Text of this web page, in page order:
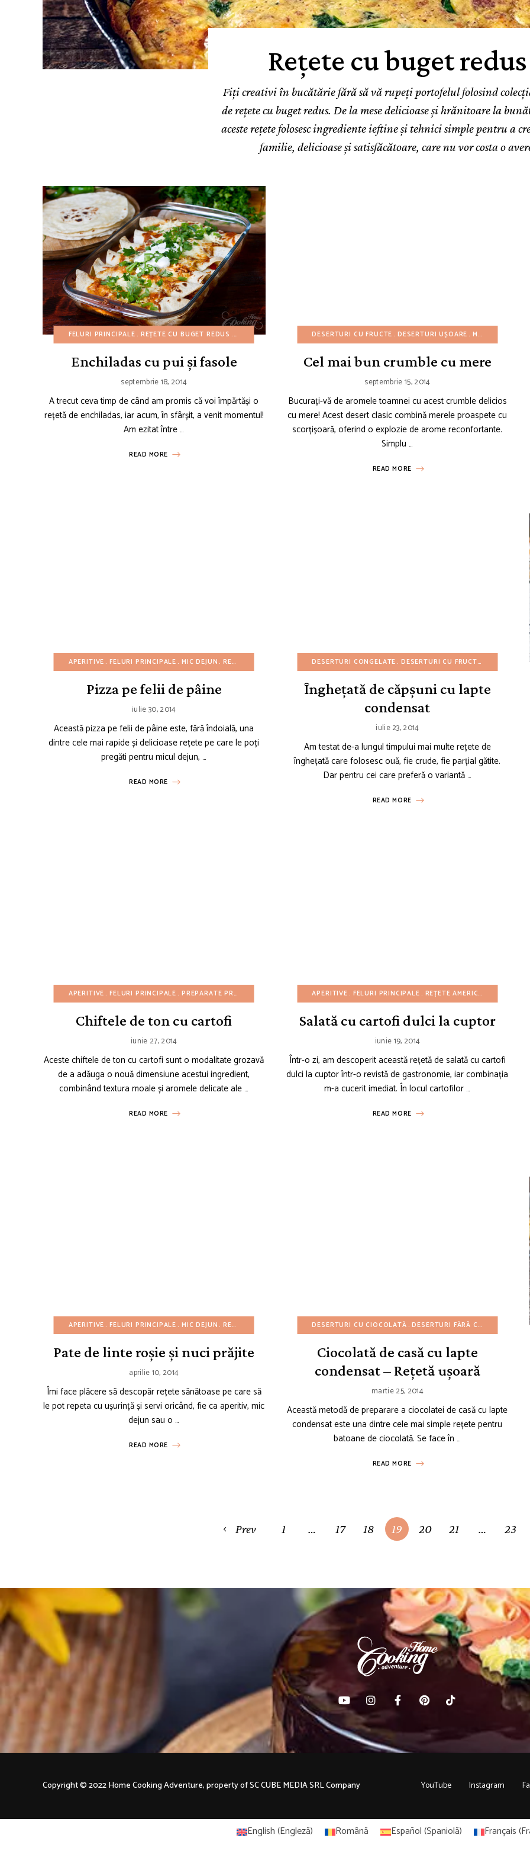
Rețete cu buget redus
Fiți creativi în bucătărie fără să vă rupeți portofelul folosind
de rețete cu buget redus. De la mese delicioase și hrănitoare la
aceste rețete folosesc ingrediente ieftine și tehnici simple pentru a
familie, delicioase și satisfăcătoare, care nu vor costa o
FELURI PRINCIPALE REȚETE CU BUGET REDUS REȚETE DE IARNĂ REȚETE DE PRIMĂVARĂ REȚETE DE TOAMNĂ REȚETE DE VARĂ
Enchiladas cu pui și fasole
septembrie 18, 2014
A trecut ceva timp de când am promis că voi împărtăși o
rețetă de enchiladas, iar acum, în sfârșit, a venit momentul!
Am ezitat între …
READ MORE
DESERTURI CU FRUCTE DESERTURI UȘOARE MIC DEJUN
Cel mai bun crumble cu mere
septembrie 15, 2014
Bucurați-vă de aromele toamnei cu acest crumble delicios
cu mere! Acest desert clasic combină merele proaspete cu
scorțișoară, oferind o explozie de arome reconfortante.
Simplu …
READ MORE
APERITIVE FELURI PRINCIPALE MIC DEJUN REȚETE AMERICANE REȚETE CU BUGET REDUS REȚETE DE GUSTĂRI REȚETE DE IARNĂ
Pizza pe felii de pâine
iulie 30, 2014
Această pizza pe felii de pâine este, fără îndoială, una
dintre cele mai rapide și delicioase rețete pe care le poți
pregăti pentru micul dejun, …
READ MORE
DESERTURI CONGELATE DESERTURI CU FRUCTE
Înghețată de căpșuni cu lapte
condensat
iulie 23, 2014
Am testat de-a lungul timpului mai multe rețete de
înghețată care folosesc ouă, fie crude, fie parțial gătite.
Dar pentru cei care preferă o variantă …
READ MORE
APERITIVE FELURI PRINCIPALE PREPARATE PRĂJITE REȚETE AMERICANE REȚETE CU BUGET REDUS REȚETE CU CARTOFI
Chiftele de ton cu cartofi
iunie 27, 2014
Aceste chiftele de ton cu cartofi sunt o modalitate grozavă
de a adăuga o nouă dimensiune acestui ingredient,
combinând textura moale și aromele delicate ale …
READ MORE
APERITIVE FELURI PRINCIPALE REȚETE AMERICANE REȚETE
Salată cu cartofi dulci la cuptor
iunie 19, 2014
Într-o zi, am descoperit această rețetă de salată cu cartofi
dulci la cuptor într-o revistă de gastronomie, iar combinația
m-a cucerit imediat. În locul cartofilor …
READ MORE
APERITIVE FELURI PRINCIPALE MIC DEJUN REȚETE AMERICANE REȚETE CU BUGET REDUS REȚETE DE CRĂCIUN REȚETE DE
Pate de linte roșie și nuci prăjite
aprilie 10, 2014
Îmi face plăcere să descopăr rețete sănătoase pe care să
le pot repeta cu ușurință și servi oricând, fie ca aperitiv, mic
dejun sau o …
READ MORE
DESERTURI CU CIOCOLATĂ DESERTURI FĂRĂ COACERE
Ciocolată de casă cu lapte
condensat – Rețetă ușoară
martie 25, 2014
Această metodă de preparare a ciocolatei de casă cu lapte
condensat este una dintre cele mai simple rețete pentru
batoane de ciocolată. Se face în …
READ MORE
Prev 1 … 17 18 19 20 21 … 23
YouTube Instagram
Copyright © 2022 Home Cooking Adventure, property of SC CUBE MEDIA SRL Company
English(Engleză) Română Español(Spaniolă) Français(